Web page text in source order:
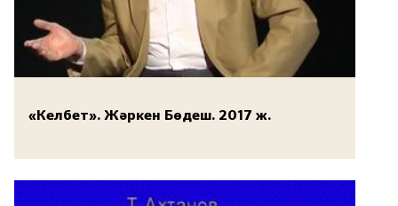
«Келбет». Жәркен Бөдеш. 2017 ж.